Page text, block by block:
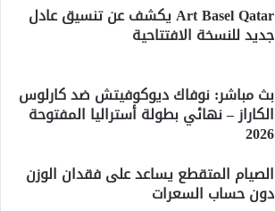
Art Basel Qatar يكشف عن تنسيق عادل
جديد للنسخة الافتتاحية
بث مباشر: نوفاك ديوكوفيتش ضد كارلوس
الكاراز – نهائي بطولة أستراليا المفتوحة
2026
الصيام المتقطع يساعد على فقدان الوزن
دون حساب السعرات